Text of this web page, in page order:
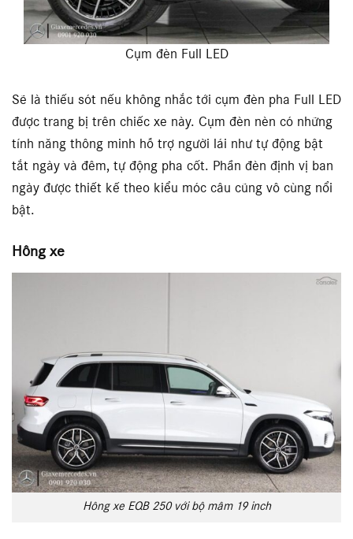
Cụm đèn Full LED
Sẽ là thiếu sót nếu không nhắc tới cụm đèn pha Full LED
được trang bị trên chiếc xe này. Cụm đèn nèn có những
tính năng thông minh hỗ trợ người lái như tự động bật
tắt ngày và đêm, tự động pha cốt. Phần đèn định vị ban
ngày được thiết kế theo kiểu móc câu cũng vô cùng nổi
bật.
Hông xe
Hông xe EQB 250 với bộ mâm 19 inch